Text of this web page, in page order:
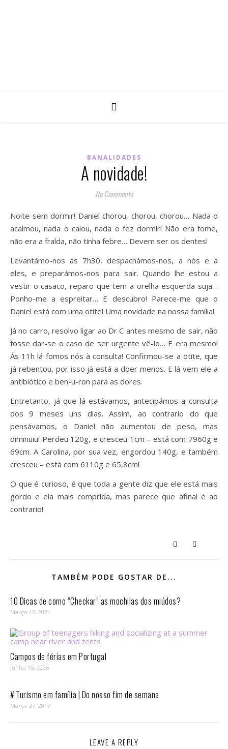
BANALIDADES
A novidade!
No Comments
Noite sem dormir! Daniel chorou, chorou, chorou… Nada o
acalmou, nada o calou, nada o fez dormir! Não era fome,
não era a fralda, não tinha febre… Devem ser os dentes!
Levantámo-nos ás 7h30, despachámos-nos, a nós e a
eles, e preparámos-nos para sair. Quando lhe estou a
vestir o casaco, reparo que tem a orelha esquerda suja…
Ponho-me a espreitar… E descubro! Parece-me que o
Daniel está com uma otite! Uma novidade na nossa família!
Já no carro, resolvo ligar ao Dr C antes mesmo de sair, não
fosse dar-se o caso de ser urgente vê-lo… E era mesmo!
Ás 11h lá fomos nós à consulta! Confirmou-se a otite, que
já rebentou, por isso já está a doer menos. E lá vem ele a
antibiótico e ben-u-ron para as dores.
Entretanto, já que lá estávamos, antecipámos a consulta
dos 9 meses uns dias. Assim, ao contrario do que
pensávamos, o Daniel não aumentou de peso, mas
diminuiu! Perdeu 120g, e cresceu 1cm – está com 7960g e
69cm. A Carolina, por sua vez, engordou 140g, e também
cresceu – está com 6110g e 65,8cm!
O que é curioso, é que toda a gente diz que ele está mais
gordo e ela mais comprida, mas parece que afinal é ao
contrario!
TAMBÉM PODE GOSTAR DE...
10 Dicas de como “Checkar” as mochilas dos miúdos?
Março 12, 2021
Campos de férias em Portugal
Junho 15, 2026
# Turismo em família | Do nosso fim de semana
Março 27, 2017
LEAVE A REPLY